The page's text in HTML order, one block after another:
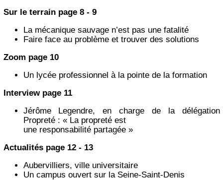
Sur le terrain page 8 - 9
La mécanique sauvage n’est pas une fatalité
Faire face au problème et trouver des solutions
Zoom page 10
Un lycée professionnel à la pointe de la formation
Interview page 11
Jérôme Legendre, en charge de la délégation
Propreté : « La propreté est
une responsabilité partagée »
Actualités page 12 - 13
Aubervilliers, ville universitaire
Un campus ouvert sur la Seine-Saint-Denis